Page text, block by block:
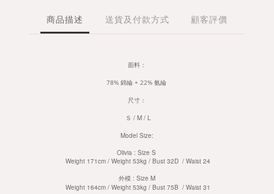
商品描述 送貨及付款方式 顧客評價
面料：
78% 錦綸 + 22% 氨綸
尺寸：
Ｓ / M / L
Model Size:
Olivia : Size S
Weight 171cm / Weight 53kg / Bust 32D / Waist 24
外模 : Size M
Weight 164cm / Weight 53kg / Bust 75B / Waist 31